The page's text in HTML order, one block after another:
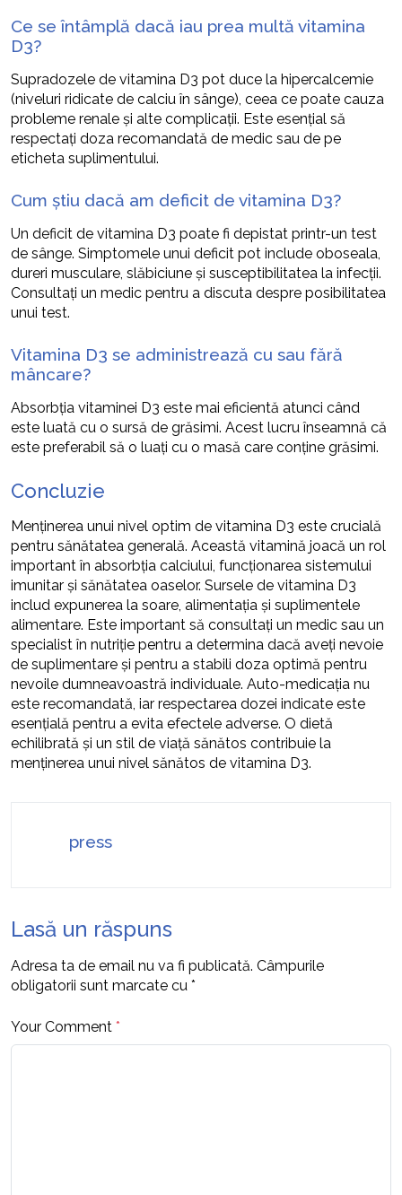
Ce se întâmplă dacă iau prea multă vitamina
D3?
Supradozele de vitamina D3 pot duce la hipercalcemie
(niveluri ridicate de calciu în sânge), ceea ce poate cauza
probleme renale și alte complicații. Este esențial să
respectați doza recomandată de medic sau de pe
eticheta suplimentului.
Cum știu dacă am deficit de vitamina D3?
Un deficit de vitamina D3 poate fi depistat printr-un test
de sânge. Simptomele unui deficit pot include oboseala,
dureri musculare, slăbiciune și susceptibilitatea la infecții.
Consultați un medic pentru a discuta despre posibilitatea
unui test.
Vitamina D3 se administrează cu sau fără
mâncare?
Absorbția vitaminei D3 este mai eficientă atunci când
este luată cu o sursă de grăsimi. Acest lucru înseamnă că
este preferabil să o luați cu o masă care conține grăsimi.
Concluzie
Menținerea unui nivel optim de vitamina D3 este crucială
pentru sănătatea generală. Această vitamină joacă un rol
important în absorbția calciului, funcționarea sistemului
imunitar și sănătatea oaselor. Sursele de vitamina D3
includ expunerea la soare, alimentația și suplimentele
alimentare. Este important să consultați un medic sau un
specialist în nutriție pentru a determina dacă aveți nevoie
de suplimentare și pentru a stabili doza optimă pentru
nevoile dumneavoastră individuale. Auto-medicația nu
este recomandată, iar respectarea dozei indicate este
esențială pentru a evita efectele adverse. O dietă
echilibrată și un stil de viață sănătos contribuie la
menținerea unui nivel sănătos de vitamina D3.
press
Lasă un răspuns
Adresa ta de email nu va fi publicată. Câmpurile
obligatorii sunt marcate cu *
Your Comment *